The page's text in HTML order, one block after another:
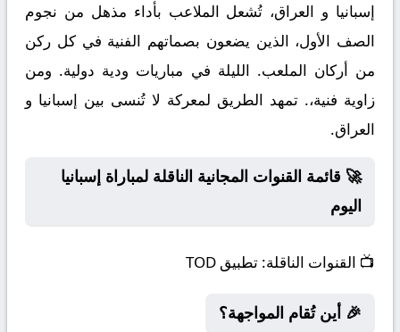
إسبانيا و العراق، تُشعل الملاعب بأداء مذهل من نجوم
الصف الأول، الذين يضعون بصماتهم الفنية في كل ركن
من أركان الملعب. الليلة في مباريات ودية دولية. ومن
زاوية فنية،. تمهد الطريق لمعركة لا تُنسى بين إسبانيا و
العراق.
🚀 قائمة القنوات المجانية الناقلة لمباراة إسبانيا
اليوم
📺 القنوات الناقلة: تطبيق TOD
🎉 أين تُقام المواجهة؟